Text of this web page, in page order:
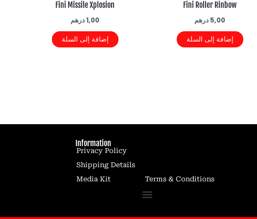
Fini Roller Rinbow
5,00 درهم
إضافة إلى السلة
Fini Missile Xplosion
1,00درهم
إضافة إلى السلة
Information
Privacy Policy
Shipping Details
Terms & Conditions
Media Kit